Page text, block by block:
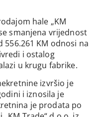
hale „KM
smanjena vrijednost
KM odnosi na
i ostalog
u krugu fabrike.
izvršio je
i iznosila je
je prodata po